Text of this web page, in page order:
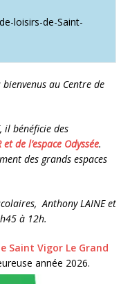
loisirs-de-Saint-
au Centre de
il bénéficie des
de l’espace Odyssée.
des grands espaces
Anthony LAINE et
à 12h.
Saint Vigor Le Grand
année 2026.